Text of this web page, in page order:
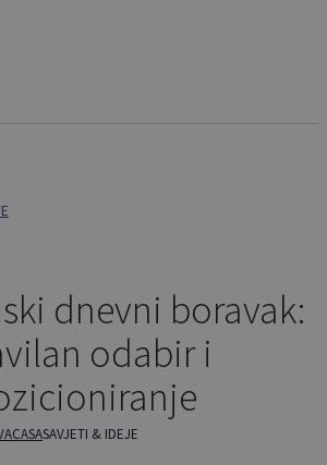
dnevni boravak:
odabir i
SAVJETI & IDEJE